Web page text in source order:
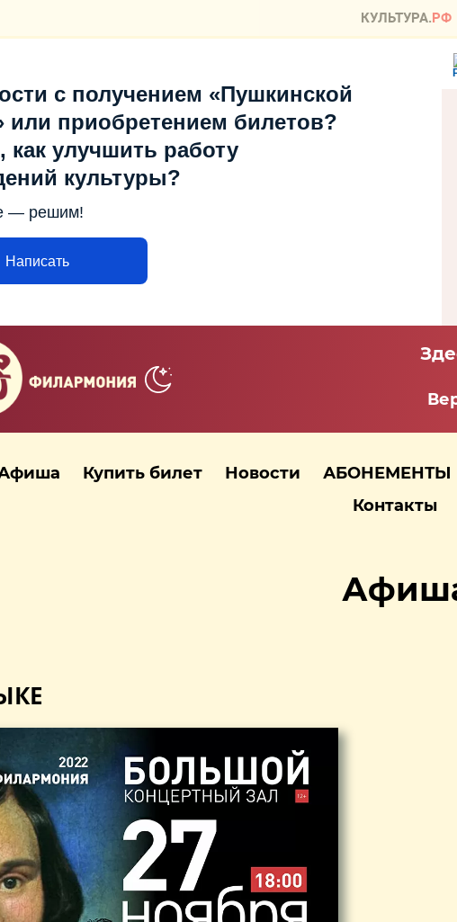
с получением «Пушкинской
или приобретением билетов?
как улучшить работу
культуры?
— решим!
Написать
Купить билет Новости АБОНЕМЕНТЫ
Контакты